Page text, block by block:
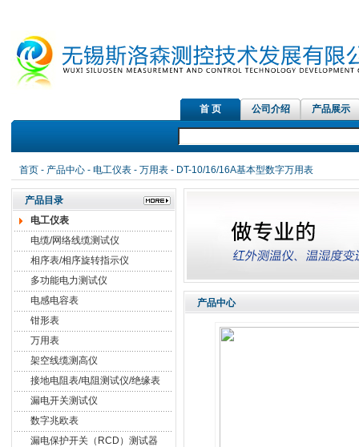
首 页 公司介绍 产品展示
首页- 产品中心- 电工仪表- 万用表- DT-10/16/16A基本型数字万用表
产品目录
电工仪表
电缆/网络线缆测试仪
相序表/相序旋转指示仪
多功能电力测试仪
电感电容表
钳形表
万用表
架空线缆测高仪
接地电阻表/电阻测试仪/绝缘表
漏电开关测试仪
数字兆欧表
漏电保护开关（RCD）测试器
产品中心